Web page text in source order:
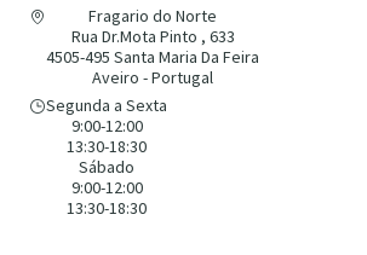
Fragario do Norte
Rua Dr.Mota Pinto , 633
4505-495 Santa Maria Da Feira
Aveiro - Portugal
Segunda a Sexta
9:00-12:00
13:30-18:30
Sábado
9:00-12:00
13:30-18:30